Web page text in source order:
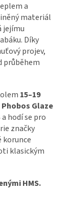
a
materiál
jejímu
Díky
projev,
průběhem
15–19
Glaze
hodí se pro
značky
korunce
klasickým
HMS.